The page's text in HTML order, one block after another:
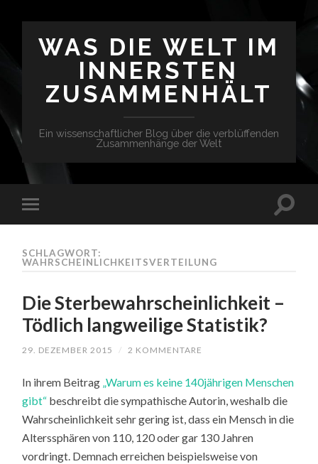
WAS DIE WELT IM
INNERSTEN
ZUSAMMENHÄLT
Ein wissenschaftlicher Blog über die verblüffenden
Zusammenhänge der Welt
SCHLAGWORT:
WAHRSCHEINLICHKEITSVERTEILUNG
Die Sterbewahrscheinlichkeit –
Tödlich langweilige Statistik?
29. DEZEMBER 2015 / 2 KOMMENTARE
In ihrem Beitrag „Warum es keine 140jährigen Menschen
gibt“ beschreibt die sympathische Autorin, weshalb die
Wahrscheinlichkeit sehr gering ist, dass ein Mensch in die
Alterssphären von 110, 120 oder gar 130 Jahren
vordringt. Demnach erreichen beispielsweise von